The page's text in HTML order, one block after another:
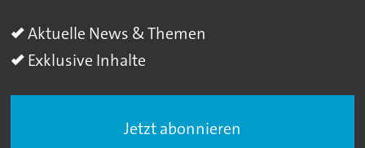
Aktuelle News & Themen
Exklusive Inhalte
Jetzt abonnieren